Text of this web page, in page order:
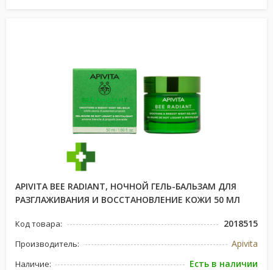
APIVITA BEE RADIANT, НОЧНОЙ ГЕЛЬ-БАЛЬЗАМ ДЛЯ
РАЗГЛАЖИВАНИЯ И ВОССТАНОВЛЕНИЕ КОЖИ 50 МЛ
Код товара: 2018515
Производитель: Apivita
Наличие: Есть в наличии